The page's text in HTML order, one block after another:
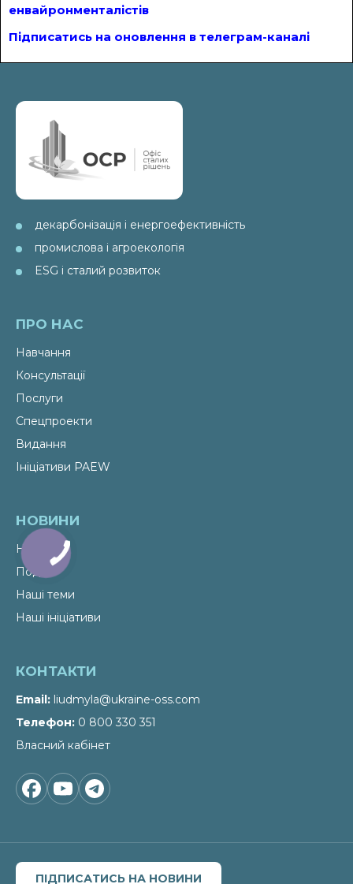
енвайронменталістів
Підписатись на оновлення в телеграм-каналі
декарбонізація і енергоефективність
промислова і агроекологія
ESG і сталий розвиток
ПРО НАС
Навчання
Консультації
Послуги
Спецпроекти
Видання
Ініціативи PAEW
НОВИНИ
Новини
Події
Наші теми
Наші ініціативи
КОНТАКТИ
Email liudmyla@ukraine-oss.com
Телефон 0 800 330 351
Власний кабінет
ПІДПИСАТИСЬ НА НОВИНИ